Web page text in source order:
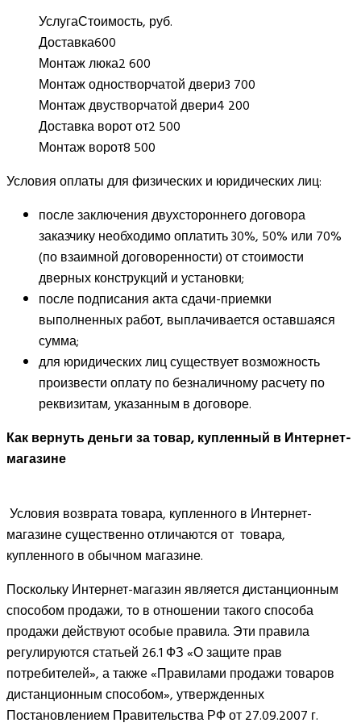
УслугаСтоимость, руб.
Доставка600
Монтаж люка2 600
Монтаж одностворчатой двери3 700
Монтаж двустворчатой двери4 200
Доставка ворот от2 500
Монтаж ворот8 500
Условия оплаты для физических и юридических лиц:
после заключения двухстороннего договора
заказчику необходимо оплатить 30%, 50% или 70%
(по взаимной договоренности) от стоимости
дверных конструкций и установки;
после подписания акта сдачи-приемки
выполненных работ, выплачивается оставшаяся
сумма;
для юридических лиц существует возможность
произвести оплату по безналичному расчету по
реквизитам, указанным в договоре.
Как вернуть деньги за товар, купленный в Интернет-
магазине
Условия возврата товара, купленного в Интернет-
магазине существенно отличаются от товара,
купленного в обычном магазине.
Поскольку Интернет-магазин является дистанционным
способом продажи, то в отношении такого способа
продажи действуют особые правила. Эти правила
регулируются статьей 26.1 ФЗ «О защите прав
потребителей», а также «Правилами продажи товаров
дистанционным способом», утвержденных
Постановлением Правительства РФ от 27.09.2007 г.